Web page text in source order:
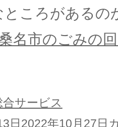
ころがある
名市のごみの
サービス
日2022年10月27日